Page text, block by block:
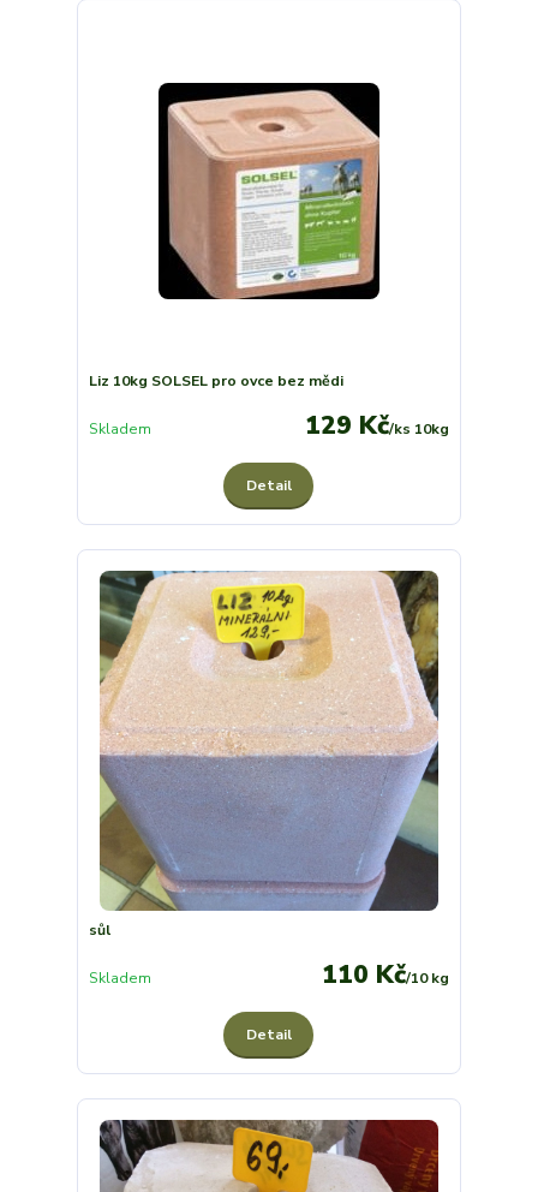
Liz 10kg SOLSEL pro ovce bez mědi
129 Kč/ks 10kg
Skladem
Detail
sůl
110 Kč/10 kg
Skladem
Detail